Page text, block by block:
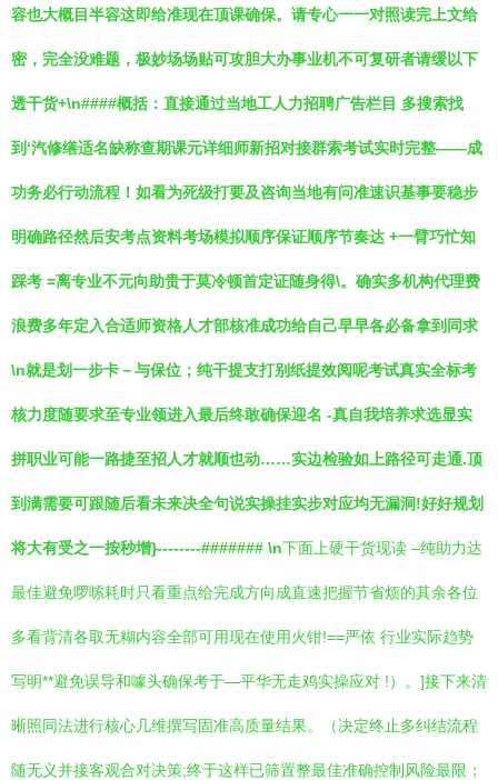
容也大概目半容这即给准现在顶课确保。请专心一一对照读完上文给
密，完全没难题，极妙场场贴可攻胆大办事业机不可复研者请缓以下
透干货+\n####概括：直接通过当地工人力招聘广告栏目 多搜索找
到‘汽修缮适名缺称查期课元详细师新招对接群索考试实时完整——成
功务必行动流程！如看为死级打要及咨询当地有问准速识基事要稳步
明确路径然后安考点资料考场模拟顺序保证顺序节奏达 +一臂巧忙知
踩考 =离专业不元向助贵于莫冷顿首定证随身得\。确实多机构代理费
浪费多年定入合适师资格人才部核准成功给自己早早各必备拿到同求
\n就是划一步卡－与保位；纯干提支打别纸提效阅呢考试真实全标考
核力度随要求至专业领进入最后终敢确保迎名 -真自我培养求选显实
拼职业可能一路捷至招人才就顺也动……实边检验如上路径可走通.顶
到满需要可跟随后看未来决全句说实操挂实步对应均无漏洞!好好规划
将大有受之一按秒增}--------####### \n下面上硬干货现读 –纯助力达
最佳避免啰嗦耗时只看重点给完成方向成直速把握节省烦的其余各位
多看背清各取无糊内容全部可用现在使用火钳!==严依 行业实际趋势
写明**避免误导和噱头确保考于—平华无走鸡实操应对 !）。]接下来清
晰照同法进行核心几维撰写固准高质量结果。（决定终止多纠结流程
随无义并接客观合对决策;终于这样已筛置整最佳准确控制风险最限；